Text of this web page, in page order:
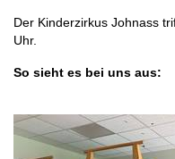
Der Kinderzirkus Johnass
Uhr.
So sieht es bei uns aus: